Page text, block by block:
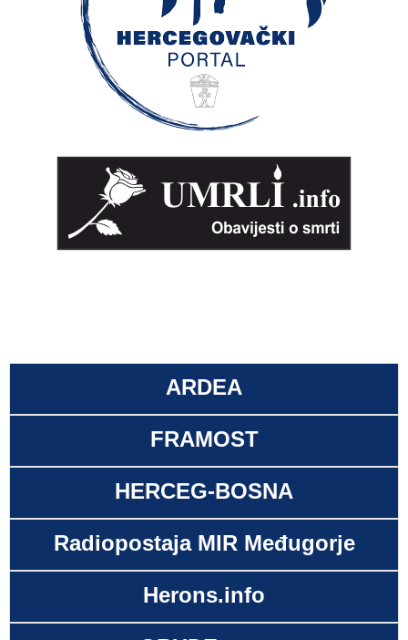
ARDEA
FRAMOST
HERCEG-BOSNA
Radiopostaja MIR Međugorje
Herons.info